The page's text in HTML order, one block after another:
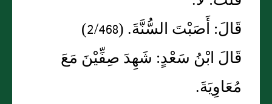
قَالَ: أَصَبْتَ السُّنَّةَ. (2/468)
قَالَ ابْنُ سَعْدٍ: شَهِدَ صِفِّيْنَ مَعَ
مُعَاوِيَةَ.